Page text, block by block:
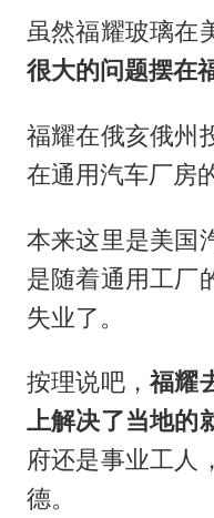
虽然福耀玻璃在
很大的问题摆在
福耀在俄亥俄州
在通用汽车厂房
本来这里是美国
是随着通用工厂
失业了。
按理说吧，福耀
上解决了当地的
府还是事业工人
德。